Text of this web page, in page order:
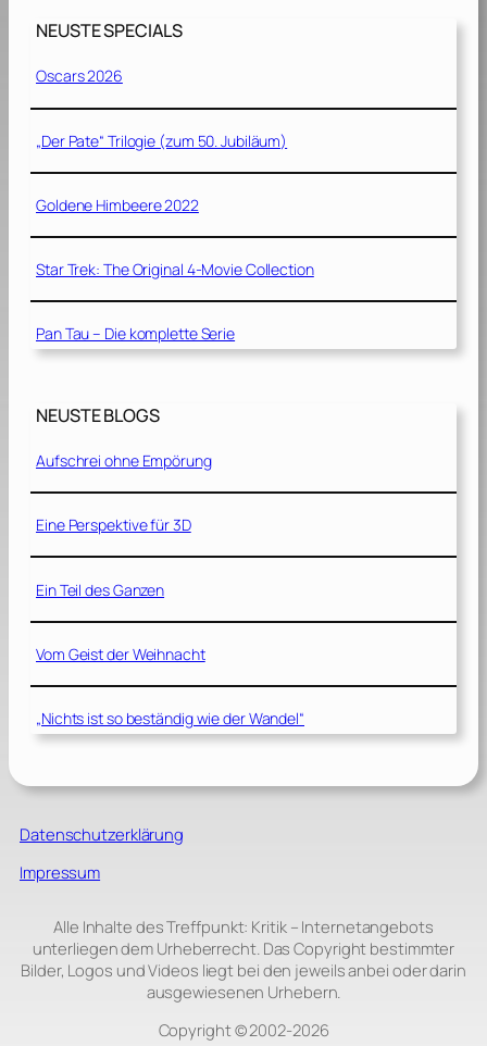
NEUSTE SPECIALS
Oscars 2026
„Der Pate“ Trilogie (zum 50. Jubiläum)
Goldene Himbeere 2022
Star Trek: The Original 4-Movie Collection
Pan Tau – Die komplette Serie
NEUSTE BLOGS
Aufschrei ohne Empörung
Eine Perspektive für 3D
Ein Teil des Ganzen
Vom Geist der Weihnacht
„Nichts ist so beständig wie der Wandel“
Datenschutzerklärung
Impressum
Alle Inhalte des Treffpunkt: Kritik – Internetangebots
unterliegen dem Urheberrecht. Das Copyright bestimmter
Bilder, Logos und Videos liegt bei den jeweils anbei oder darin
ausgewiesenen Urhebern.
Copyright © 2002‑2026